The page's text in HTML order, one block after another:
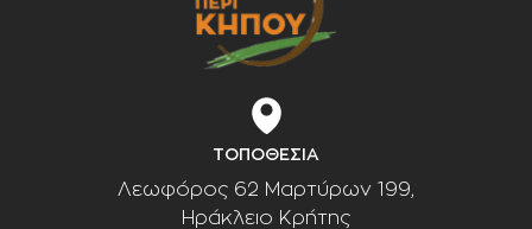
ΤΟΠΟΘΕΣΙΑ
Λεωφόρος 62 Μαρτύρων 199,
Ηράκλειο Κρήτης